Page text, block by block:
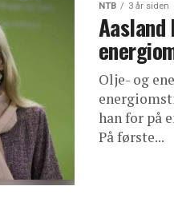
NTB 3 år siden
Olje- og
han for på
På første...